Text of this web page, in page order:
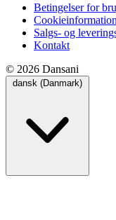
Betingelser for
Cookieinformation
Salgs- og
Kontakt
© 2026 Dansani
dansk (Danmark)